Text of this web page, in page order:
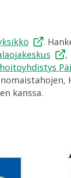
.
,
kanssa.